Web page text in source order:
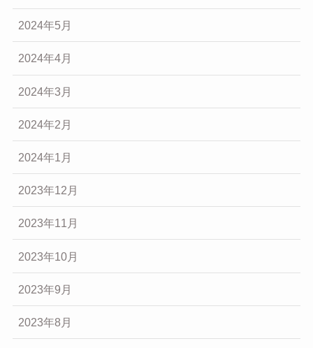
2024年5月
2024年4月
2024年3月
2024年2月
2024年1月
2023年12月
2023年11月
2023年10月
2023年9月
2023年8月